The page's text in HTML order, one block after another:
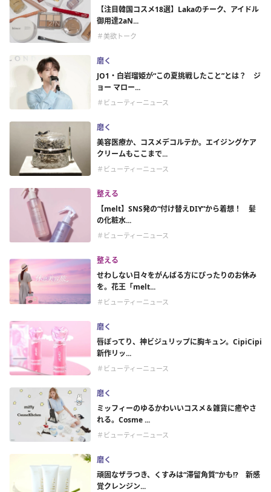
【注目韓国コスメ18選】Lakaのチーク、アイドル
御用達2aN...
＃美欲トーク
磨く
JO1・白岩瑠姫が“この夏挑戦したこと”とは？ ジ
ョー マロー...
＃ビューティーニュース
磨く
美容医療か、コスメデコルテか。エイジングケア
クリームもここまで...
＃ビューティーニュース
整える
【melt】SNS発の“付け替えDIY”から着想！ 髪
の化粧水...
＃ビューティーニュース
整える
せわしない日々をがんばる方にぴったりのお休み
を。花王「melt...
＃ビューティーニュース
磨く
唇ぽってり、神ビジュリップに胸キュン。CipiCipi
新作リッ...
＃ビューティーニュース
磨く
ミッフィーのゆるかわいいコスメ＆雑貨に癒やさ
れる。Cosme ...
＃ビューティーニュース
磨く
頑固なザラつき、くすみは“滞留角質”かも!? 新感
覚クレンジン...